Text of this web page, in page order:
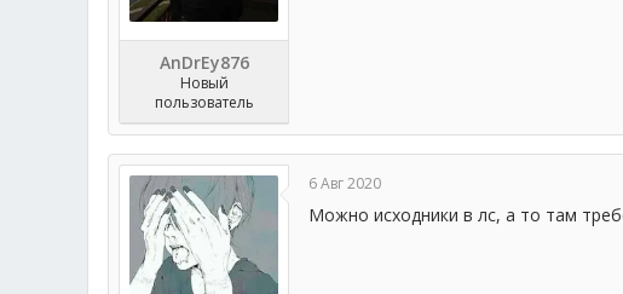
AnDrEy876
Новый
пользователь
6 Авг 2020
Можно исходники в лс, а то там